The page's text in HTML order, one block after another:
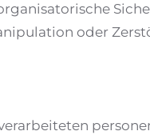
oder